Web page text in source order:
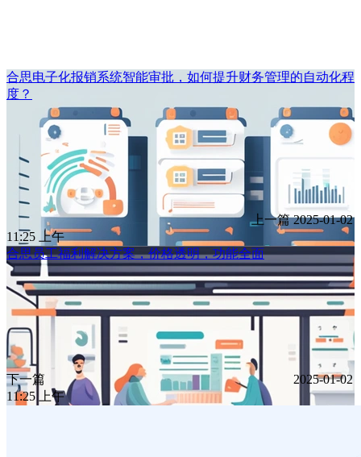
合思电子化报销系统智能审批，如何提升财务管理的自动化程
度？
上一篇 2025-01-02
11:25 上午
合思员工福利解决方案，价格透明，功能全面
下一篇
2025-01-02
11:25 上午